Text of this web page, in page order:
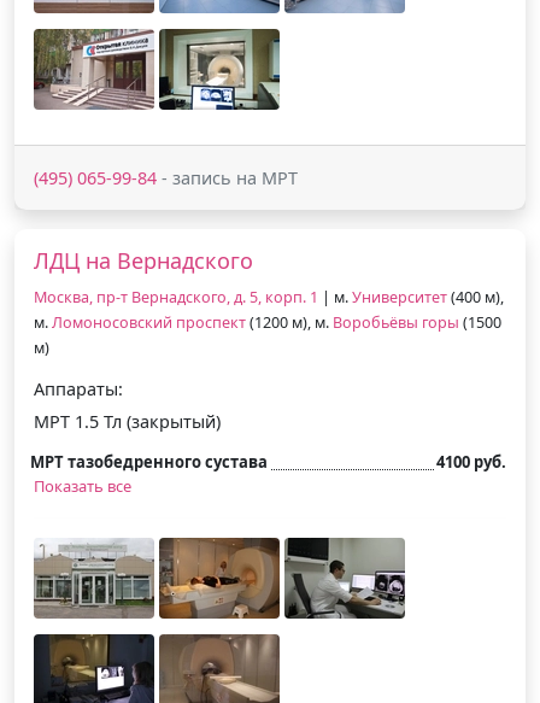
(495) 065-99-84 - запись на МРТ
ЛДЦ на Вернадского
Москва, пр-т Вернадского, д. 5, корп. 1 | м.Университет(400 м),
м.Ломоносовский проспект(1200 м), м. Воробьёвы горы (1500
м)
Аппараты:
МРТ 1.5 Тл (закрытый)
МРТ тазобедренного сустава
4100 руб.
Показать все